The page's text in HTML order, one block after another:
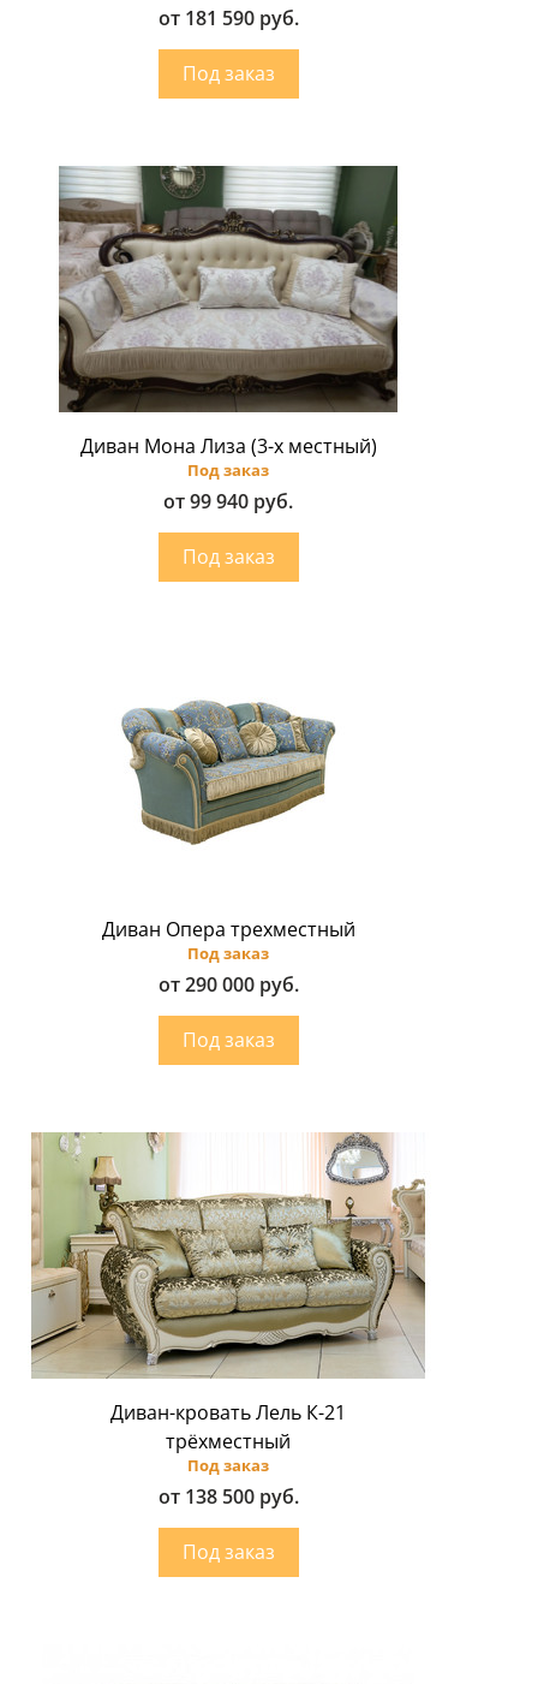
от 181 590 руб.
Диван Мона Лиза (3-х местный)
Под заказ
от 99 940 руб.
Диван Опера трехместный
Под заказ
от 290 000 руб.
Диван-кровать Лель К-21
трёхместный
Под заказ
от 138 500 руб.